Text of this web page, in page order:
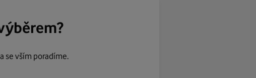
se vším poradíme.